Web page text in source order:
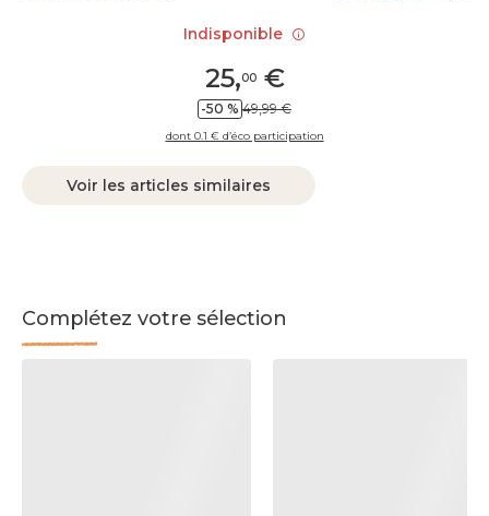
25,00€
-50 % 49,99 €
dont 0.1 € d’éco participation
Voir les articles similaires
Complétez votre sélection